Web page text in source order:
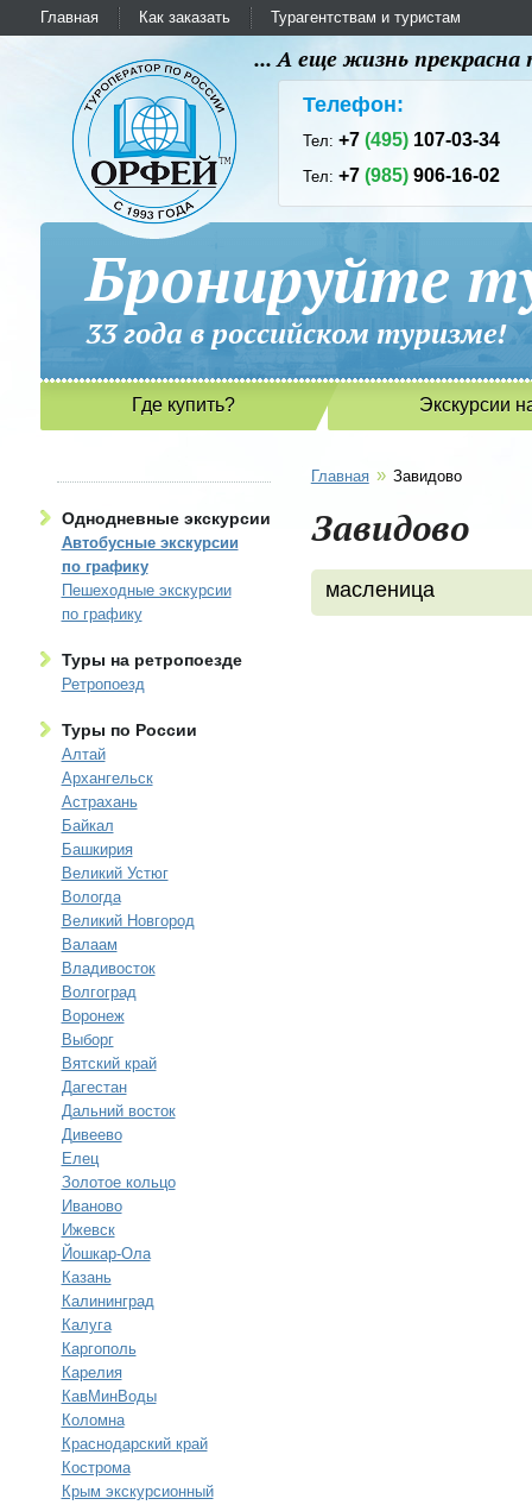
Главная Как заказать Турагентствам и туристам
... А еще жизнь
Телефон:
Тел:+7(495) 107-03-34
Тел:+7(985) 906-16-02
Бронируйте
33 года в российском
Где купить? Экскурсии
Однодневные экскурсии
Автобусные экскурсии
по графику
Пешеходные экскурсии
по графику
Туры на ретропоезде
Ретропоезд
Туры по России
Алтай
Архангельск
Астрахань
Байкал
Башкирия
Великий Устюг
Вологда
Великий Новгород
Валаам
Владивосток
Волгоград
Воронеж
Выборг
Вятский край
Дагестан
Дальний восток
Дивеево
Елец
Золотое кольцо
Иваново
Ижевск
Йошкар-Ола
Казань
Калининград
Калуга
Каргополь
Карелия
КавМинВоды
Коломна
Краснодарский край
Кострома
Крым экскурсионный
Главная » Завидово
Завидово
масленица